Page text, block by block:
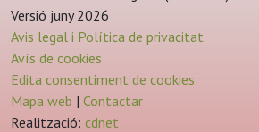
Versió juny 2026
Avis legal i Política de privacitat
Avís de cookies
Edita consentiment de cookies
Mapa web | Contactar
Realització: cdnet